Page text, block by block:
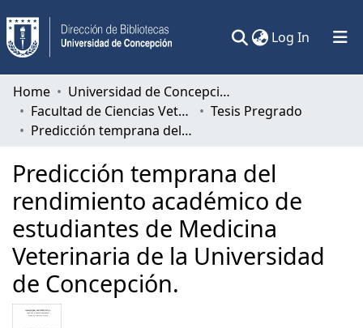
Log In (current)
Communities & Collections
All of DSpace
Home
Universidad de Concepción
Facultad de Ciencias Veterinarias
Tesis Pregrado
Predicción temprana del rendimiento académico de estudiantes de Medicina Veterinaria de la Universidad de Concepción.
Predicción temprana del
rendimiento académico de
estudiantes de Medicina
Veterinaria de la Universidad
de Concepción.